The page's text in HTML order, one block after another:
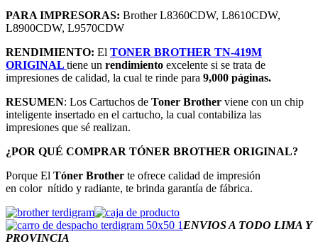
PARA IMPRESORAS: Brother L8360CDW, L8610CDW,
L8900CDW, L9570CDW
RENDIMIENTO: El TONER BROTHER TN-419M
ORIGINAL tiene un rendimiento excelente si se trata de
impresiones de calidad, la cual te rinde para 9,000 páginas.
RESUMEN: Los Cartuchos de Toner Brother viene con un chip
inteligente insertado en el cartucho, la cual contabiliza las
impresiones que sé realizan.
¿POR QUÉ COMPRAR TÓNER BROTHER ORIGINAL?
Porque El Tóner Brother te ofrece calidad de impresión
en color nítido y radiante, te brinda garantía de fábrica.
ENVIOS A TODO LIMA Y
PROVINCIA